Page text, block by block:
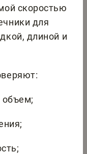
скоростью
для
длиной и
объем;